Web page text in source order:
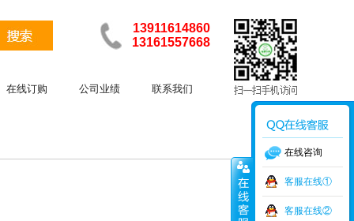
13911614860
13161557668
在线订购 公司业绩 联系我们
在线咨询
客服在线①
客服在线②